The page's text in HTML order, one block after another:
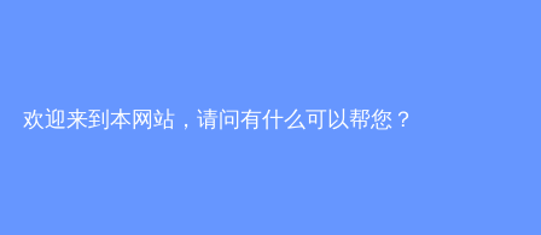
欢迎来到本网站，请问有什么可以帮您？